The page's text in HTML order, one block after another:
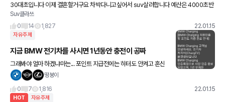
30대초입니다 이제 결혼할거구요 차박다니고싶어서 suv살려합니다 예산은 4000초반
까지 가능합니다 추천부탁드립니다 !! 감사합니다!
Suv클라쓰
0
14 1,827 22.01.15
자유주제
지금 BMW 전기차를 사시면 1년동안 충전이 공짜
그래봐야 얼마 하겠냐마는... 포인트 지급전에는 히터도 안켜고 혼신
의 발컨으로 출퇴근 했었는데 1년동안은 전비 생각 안하고 그냥 신나
떵붕이
0
7 1,816 22.01.15
HOT 자유주제